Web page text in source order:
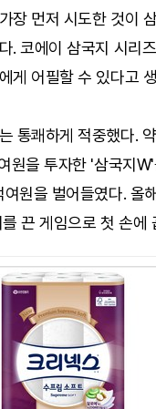
장 먼저 시도한 것이
. 코에이 삼국지 시리
게 어필할 수 있다고
통쾌하게 적중했다.
원을 투자한 '삼국지
원을 벌어들였다. 올
끈 게임으로 첫 손에